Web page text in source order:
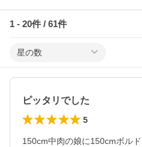
1 - 20件 / 61件
星の数
ピッタリでした
5
150cm中肉の娘に150cmボル